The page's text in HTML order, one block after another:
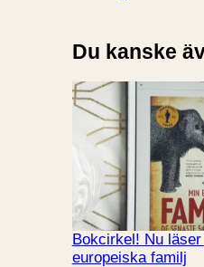
Du kanske
Bokcirkel! Nu
europeiska familj